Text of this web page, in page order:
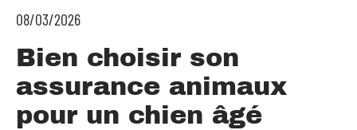
08/03/2026
Bien choisir son
assurance animaux
pour un chien âgé